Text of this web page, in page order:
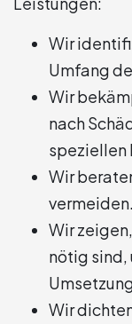
Wir
Umfang
Wir
nach
speziellen
Wir
vermeiden.
Wir
nötig sind,
Wir